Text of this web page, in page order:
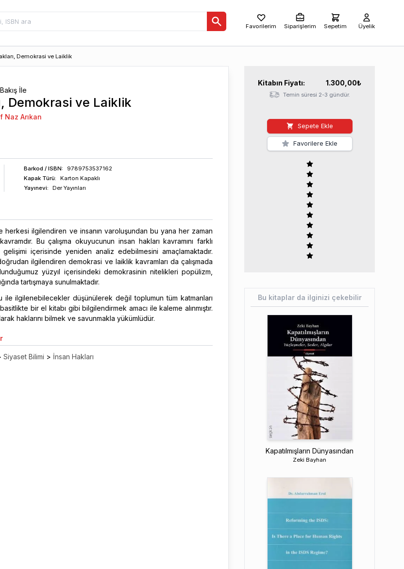
Favorilerim Siparişlerim Sepetim Üyelik
Demokrasi ve Laiklik
İle
Demokrasi ve Laiklik
Naz Arıkan
Barkod / ISBN:
9789753537162
Kapak Türü:
Karton Kapaklı
Yayınevi:
Der Yayınları
herkesi ilgilendiren ve insanın varoluşundan bu yana her zaman
Bu çalışma okuyucunun insan hakları kavramını farklı
içerisinde yeniden analiz edebilmesini amaçlamaktadır.
ilgilendiren demokrasi ve laiklik kavramları da çalışmada
yüzyıl içerisindeki demokrasinin nitelikleri popülizm,
tartışmaya sunulmaktadır.
ile ilgilenebilecekler düşünülerek değil toplumun tüm katmanları
bir el kitabı gibi bilgilendirmek amacı ile kaleme alınmıştır.
haklarını bilmek ve savunmakla yükümlüdür.
Siyaset Bilimi > İnsan Hakları
Kitabın Fiyatı: 1.300,00₺
Temin süresi 2-3 gündür.
Sepete Ekle
Favorilere Ekle
Bu kitaplar da ilginizi çekebilir
Kapatılmışların Dünyasından
Zeki Bayhan